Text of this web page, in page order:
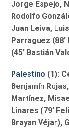
Jorge Espejo,
Rodolfo
Juan Leiva,
Parraguez
(45’ Bastián
Palestino (1):
Benjamín
Martínez,
Linares (79’
Brayan Véjar),